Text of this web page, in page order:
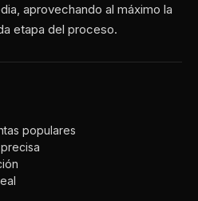
aprovechando al máximo la
etapa del proceso.
populares